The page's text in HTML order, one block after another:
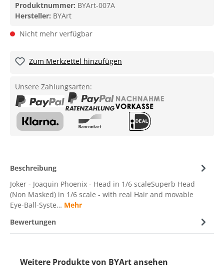
Produktnummer: BYArt-007A
Hersteller: BYArt
Nicht mehr verfügbar
Zum Merkzettel hinzufügen
Unsere Zahlungsarten:
Beschreibung
Joker - Joaquin Phoenix - Head in 1/6 scaleSuperb Head
(Non Masked) in 1/6 scale - with real Hair and movable
Eye-Ball-Syste… Mehr
Bewertungen
Weitere Produkte von BYArt ansehen